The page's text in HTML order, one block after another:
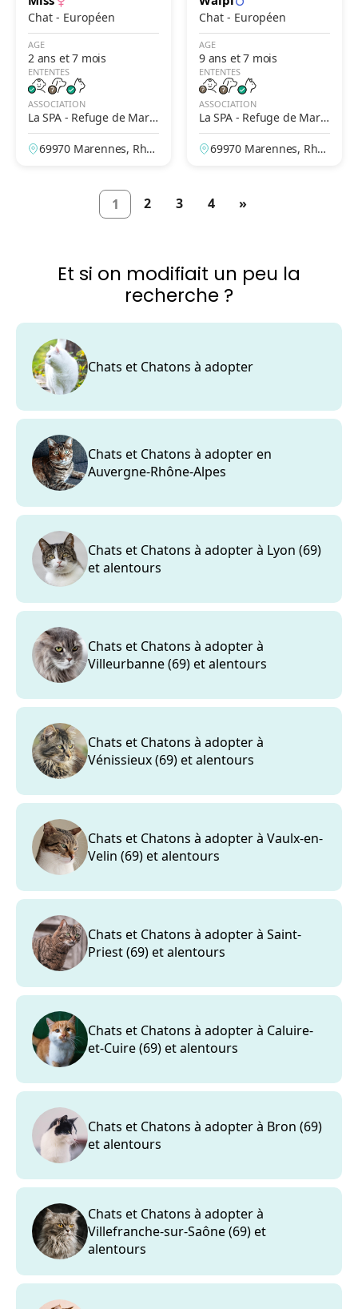
Chat - Européen
AGE
2 ans et 7 mois
ENTENTES
ASSOCIATION
La SPA - Refuge de Mare
nnes – Lyon
69970 Marennes, Rhô
Chat - Européen
AGE
9 ans et 7 mois
ENTENTES
ASSOCIATION
La SPA - Refuge de Mare
nnes – Lyon
69970 Marennes, Rhô
1 2 3 4 »
Et si on modifiait un peu la
recherche ?
Chats et Chatons à adopter
Chats et Chatons à adopter en
Auvergne-Rhône-Alpes
Chats et Chatons à adopter à Lyon (69)
et alentours
Chats et Chatons à adopter à
Villeurbanne (69) et alentours
Chats et Chatons à adopter à
Vénissieux (69) et alentours
Chats et Chatons à adopter à Vaulx-en-
Velin (69) et alentours
Chats et Chatons à adopter à Saint-
Priest (69) et alentours
Chats et Chatons à adopter à Caluire-
et-Cuire (69) et alentours
Chats et Chatons à adopter à Bron (69)
et alentours
Chats et Chatons à adopter à
Villefranche-sur-Saône (69) et
alentours